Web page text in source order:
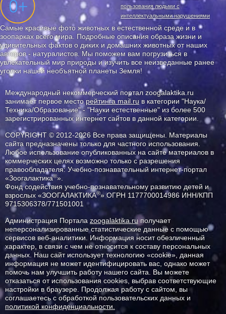
пользования людьми с
интеллектуальными нарушениями
Самые красивые фото животных в естественной среде и в
зоопарках всего мира. Подробные описания образа жизни и
удивительных фактов о диких и домашних животных от наших
авторов - натуралистов. Мы поможем вам погрузиться в
увлекательный мир природы и изучить все неизведанные ранее
уголки нашей необъятной планеты Земля!
Международный некоммерческий портал zoogalaktika.ru
занимает первое месторейтинга mail.ru в категории "Наука/
Техника/Образование" - "Науки естественные" из более 500
зарегистрированных интернет сайтов в данной категории.
COPYRIGHT © 2012-2026 Все права защищены. Материалы
сайта предназначены только для частного использования.
Любое использование опубликованных на сайте материалов в
коммерческих целях возможно только с разрешения
правообладателя: Учебно-познавательный интернет-портал
«Зоогалактика®».
Фонд содействия учебно-познавательному развитию детей и
взрослых «ЗООГАЛАКТИКА®» ОГРН 1177700014986 ИНН/КПП
9715306378/771501001
Администрация Портала zoogalaktika.ruполучает
неперсонализированные статистические данные с помощью
сервисов веб-аналитики. Информация носит обезличенный
характер, в связи с чем не относится к составу персональных
данных. Наш сайт использует технологию «cookie», данная
информация не может идентифицировать вас, однако может
помочь нам улучшить работу нашего сайта. Вы можете
отказаться от использования cookies, выбрав соответствующие
настройки в браузере. Продолжая работу с сайтом, вы
соглашаетесь с обработкой пользовательских данных и
политикой конфиденциальности.